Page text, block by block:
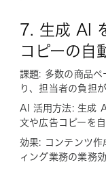
7. 生成 AI
コピーの自
課題: 多数の商品ペ
り、担当者の負担
AI 活用方法: 生成
文や広告コピーを
効果: コンテンツ作
ィング業務の業務